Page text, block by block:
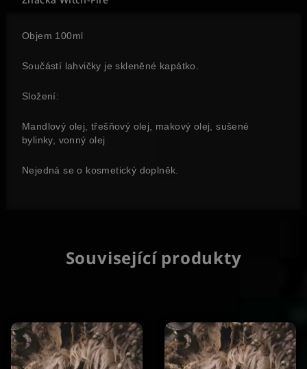
Objem 100ml
Součástí lahvičky je skleněné kapátko.
Složení:
Mandlový olej, třešňový olej, makový olej, sušené
bylinky, vonný olej
Nejedná se o kosmetický doplněk.
Související produkty